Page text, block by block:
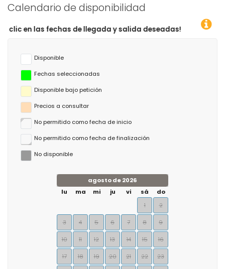
Calendario de disponibilidad
de llegada y salida deseadas!
Disponible
Fechas seleccionadas
Disponible bajo petición
Precios a consultar
No permitido como fecha de inicio
No permitido como fecha de finalización
No disponible
agosto de 2026
lu
ma mi ju vi sá
do
1
2
3 4 5 6 7 8 9
10 11 12 13 14 15 16
17 18 19 20 21 22 23